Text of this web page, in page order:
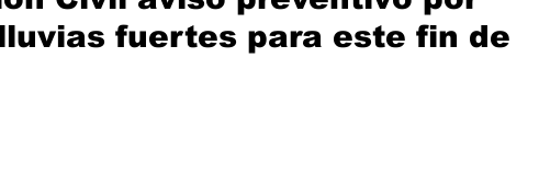
fuertes para este fin de